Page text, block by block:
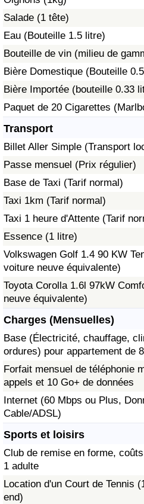
Salade (1 tête)
Eau (Bouteille 1.5 litre)
Bouteille de vin (milieu de
Bière Domestique (Bouteille
Bière Importée (bouteille 0.33
Paquet de 20 Cigarettes
Transport
Billet Aller Simple (Transport
Passe mensuel (Prix régulier)
Base de Taxi (Tarif normal)
Taxi 1km (Tarif normal)
Taxi 1 heure d'Attente (Tarif
Essence (1 litre)
Volkswagen Golf 1.4 90 KW
voiture neuve équivalente)
Toyota Corolla 1.6l 97kW
neuve équivalente)
Charges (Mensuelles)
Base (Électricité, chauffage,
ordures) pour appartement de
Forfait mensuel de téléphonie
appels et 10 Go+ de données
Internet (60 Mbps ou Plus,
Cable/ADSL)
Sports et loisirs
Club de remise en forme,
1 adulte
Location d'un Court de Tennis
end)
Trafic
Indice de Trafic
Indice de Trafic (Actuel)
Indice de Trafic par Pays